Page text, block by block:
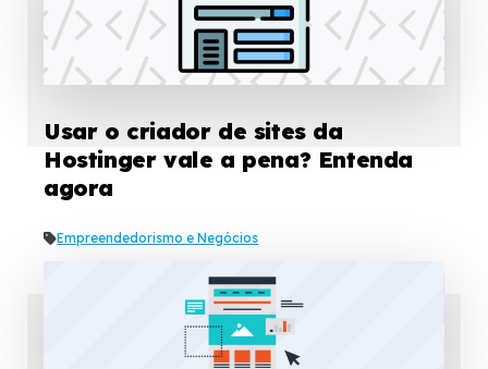
Usar o criador de sites da
Hostinger vale a pena? Entenda
agora
Empreendedorismo e Negócios